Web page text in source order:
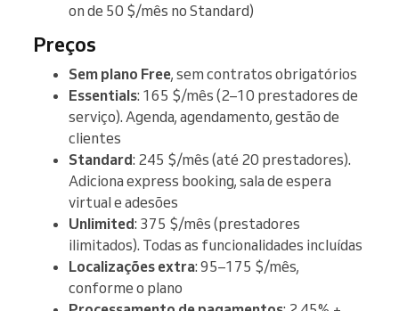
on de 50 $/mês no Standard)
Preços
Sem plano Free, sem contratos obrigatórios
Essentials: 165 $/mês (2–10 prestadores de
serviço). Agenda, agendamento, gestão de
clientes
Standard: 245 $/mês (até 20 prestadores).
Adiciona express booking, sala de espera
virtual e adesões
Unlimited: 375 $/mês (prestadores
ilimitados). Todas as funcionalidades incluídas
Localizações extra: 95–175 $/mês,
conforme o plano